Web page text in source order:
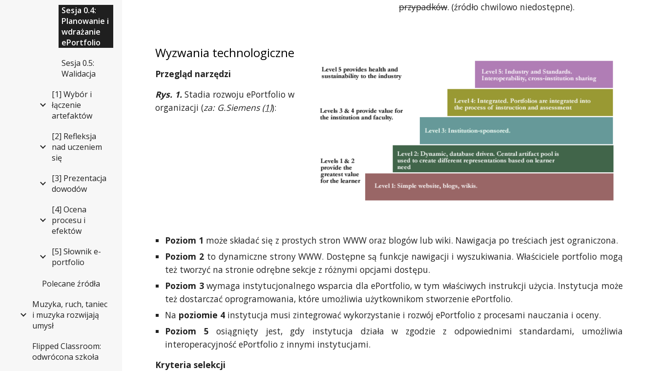
Sesja 0.4:
Planowanie i
wdrażanie
ePortfolio
Sesja 0.5:
Walidacja
[1] Wybór i
łączenie
artefaktów
[2] Refleksja
nad uczeniem
się
[3] Prezentacja
dowodów
[4] Ocena
procesu i
efektów
[5] Słownik e-
portfolio
Polecane źródła
Muzyka, ruch, taniec
i muzyka rozwijają
umysł
Flipped Classroom:
odwrócona szkoła
przypadków. (źródło chwilowo niedostępne).
Wyzwania technologiczne
Przegląd narzędzi
Rys. 1.Stadia rozwoju ePortfolio w
organizacji (za: G.Siemens(1)):
Poziom 1 może składać się z prostych stron WWW oraz blogów lub wiki. Nawigacja po treściach jest ograniczona.
Poziom 2 to dynamiczne strony WWW. Dostępne są funkcje nawigacji i wyszukiwania. Właściciele portfolio mogą
też tworzyć na stronie odrębne sekcje z różnymi opcjami dostępu.
Poziom 3 wymaga instytucjonalnego wsparcia dla ePortfolio, w tym właściwych instrukcji użycia. Instytucja może
też dostarczać oprogramowania, które umożliwia użytkownikom stworzenie ePortfolio.
Na poziomie 4 instytucja musi zintegrować wykorzystanie i rozwój ePortfolio z procesami nauczania i oceny.
Poziom 5 osiągnięty jest, gdy instytucja działa w zgodzie z odpowiednimi standardami, umożliwia
interoperacyjność ePortfolio z innymi instytucjami.
Kryteria selekcji